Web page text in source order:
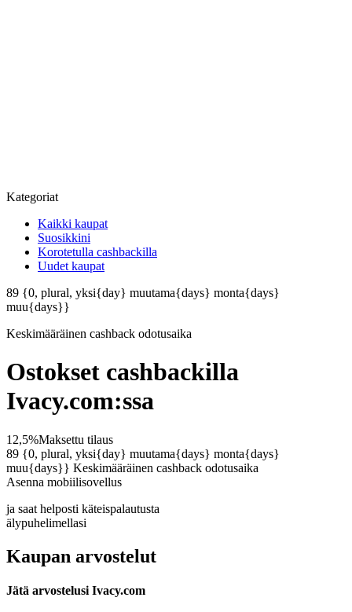
Kategoriat
Kaikki kaupat
Suosikkini
Korotetulla cashbackilla
Uudet kaupat
89 {0, plural, yksi{day} muutama{days} monta{days}
muu{days}}
Keskimääräinen cashback odotusaika
Ostokset cashbackilla
Ivacy.com:ssa
12,5%Maksettu tilaus
89 {0, plural, yksi{day} muutama{days} monta{days}
muu{days}} Keskimääräinen cashback odotusaika
Asenna mobiilisovellus
ja saat helposti käteispalautusta
älypuhelimellasi
Kaupan arvostelut
Jätä arvostelusi Ivacy.com